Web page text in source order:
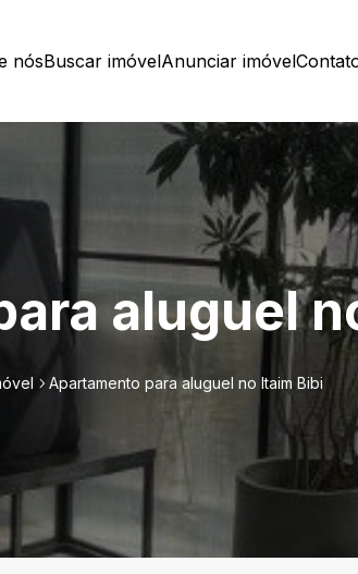
nósBuscar imóvelAnunciar imóvel
aluguel
Apartamento para aluguel no Itaim Bibi